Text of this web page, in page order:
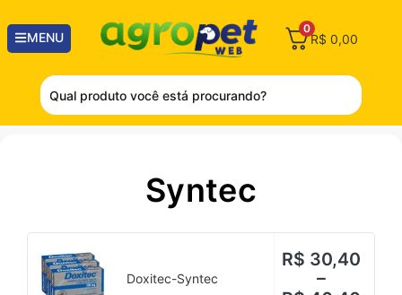
MENU
0
R$ 0,00
Syntec
Doxitec-Syntec
R$ 30,40
–